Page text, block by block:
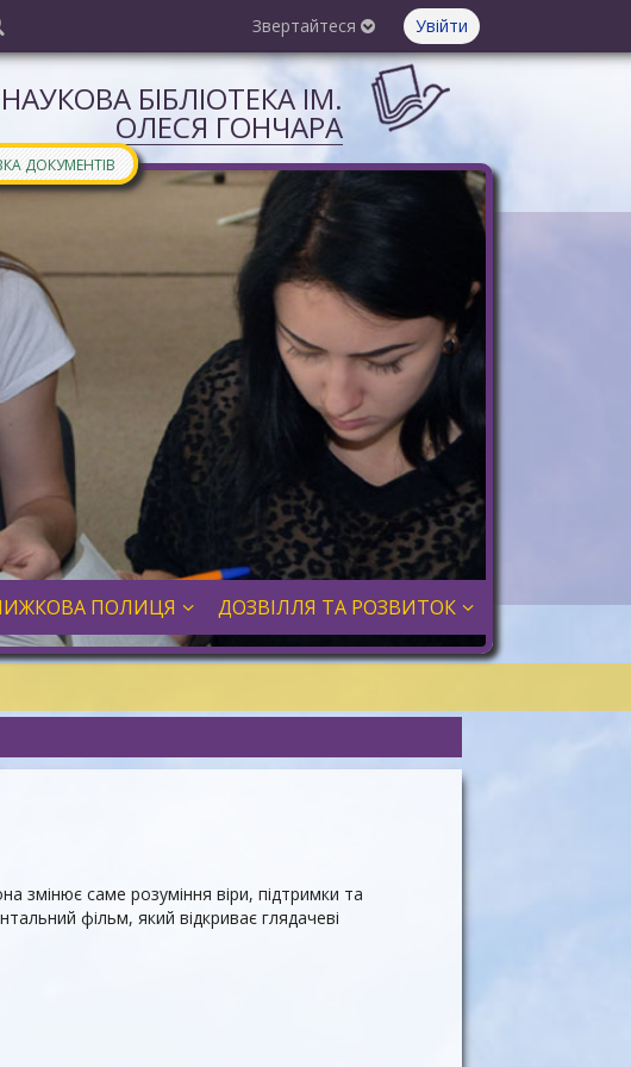
Звертайтеся Увійти
БІБЛІОТЕКА ІМ.
ОЛЕСЯ ГОНЧАРА
ДОКУМЕНТІВ
ПОЛИЦЯ ДОЗВІЛЛЯ ТА РОЗВИТОК
змінює саме розуміння віри, підтримки та
фільм, який відкриває глядачеві